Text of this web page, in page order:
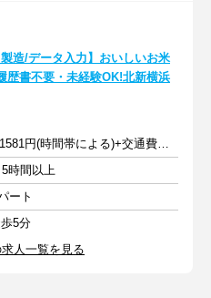
製造/データ入力】おいしいお米
歴書不要・未経験OK!北新横浜
時給1265円～1581円(時間帯による)+交通費全額支給
時間以上
ート
5分
人一覧を見る